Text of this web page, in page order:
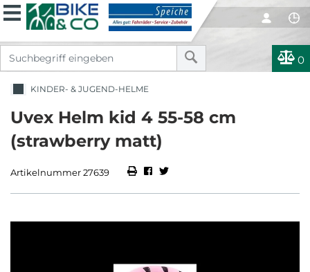
0
KINDER- & JUGEND-HELME
Uvex Helm kid 4 55-58 cm
(strawberry matt)
Artikelnummer 27639